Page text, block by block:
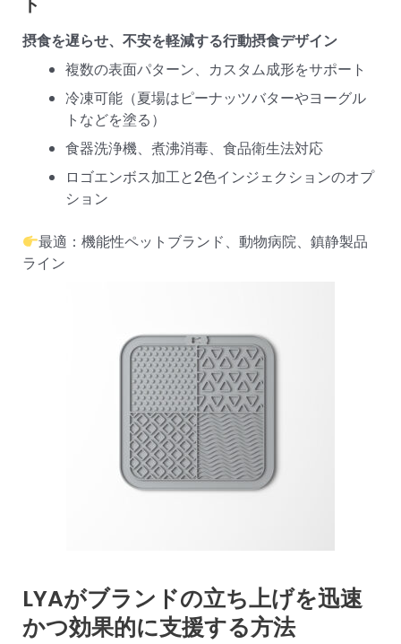
摂食を遅らせ、不安を軽減する行動摂食デザイン
複数の表面パターン、カスタム成形をサポート
冷凍可能（夏場はピーナッツバターやヨーグル
トなどを塗る）
食器洗浄機、煮沸消毒、食品衛生法対応
ロゴエンボス加工と2色インジェクションのオプ
ション
最適：機能性ペットブランド、動物病院、鎮静製品
ライン
LYAがブランドの立ち上げを迅速
かつ効果的に支援する方法